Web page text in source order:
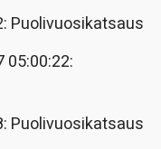
Puolivuosikatsaus
05:00:22:
Puolivuosikatsaus